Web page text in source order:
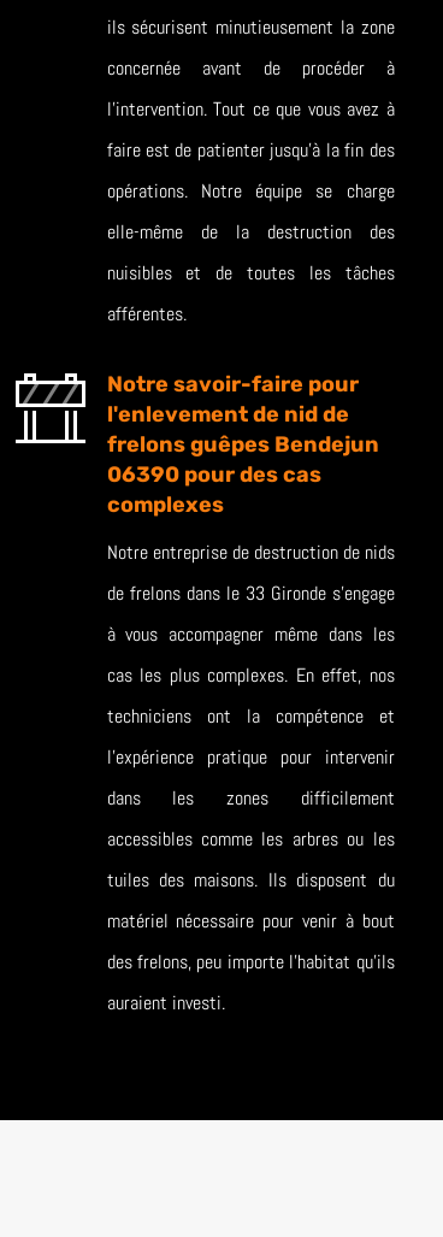
ils sécurisent minutieusement la zone
concernée avant de procéder à
l’intervention. Tout ce que vous avez à
faire est de patienter jusqu’à la fin des
opérations. Notre équipe se charge
elle-même de la destruction des
nuisibles et de toutes les tâches
afférentes.
Notre savoir-faire pour
l'enlevement de nid de
frelons guêpes Bendejun
06390 pour des cas
complexes
Notre entreprise de destruction de nids
de frelons dans le 33 Gironde s’engage
à vous accompagner même dans les
cas les plus complexes. En effet, nos
techniciens ont la compétence et
l’expérience pratique pour intervenir
dans les zones difficilement
accessibles comme les arbres ou les
tuiles des maisons. Ils disposent du
matériel nécessaire pour venir à bout
des frelons, peu importe l’habitat qu’ils
auraient investi.